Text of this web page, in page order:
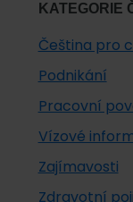
KATEGORIE
Čeština pro
Podnikání
Pracovní
Vízové
Zajímavosti
Zdravotní